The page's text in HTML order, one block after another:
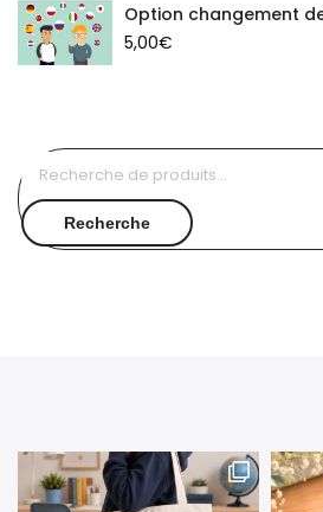
Option changement
5,00€
Recherche